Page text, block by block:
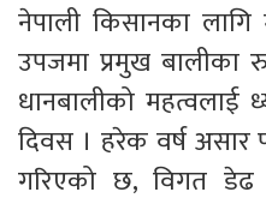
नेपाली किसानका
उपजमा प्रमुख बालीका
धानबालीको महत्वलाई
दिवस । हरेक वर्ष असार
गरिएको छ, विगत